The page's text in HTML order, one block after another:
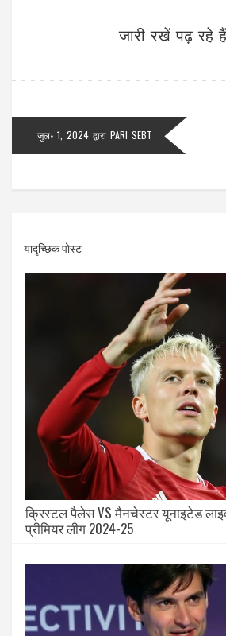
जारी रखें पढ़ रहे
जुल॰ 1, 2024 द्वारा PARI SEBT
यादृच्छिक पोस्ट
क्रिस्टल पैलेस VS मैनचेस्टर यूनाइटेड
प्रीमियर लीग 2024-25